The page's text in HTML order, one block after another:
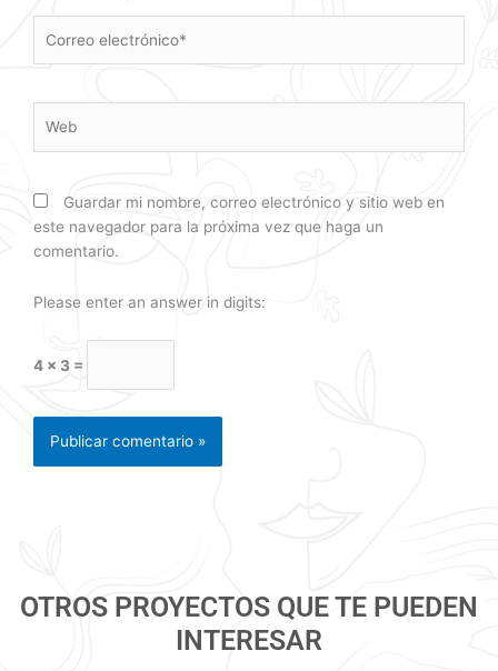
electrónico*
Guardar mi nombre, correo electrónico y sitio web en
este navegador para la próxima vez que haga un
comentario.
Please enter an answer in digits:
4 × 3 =
OTROS PROYECTOS QUE TE PUEDEN
INTERESAR